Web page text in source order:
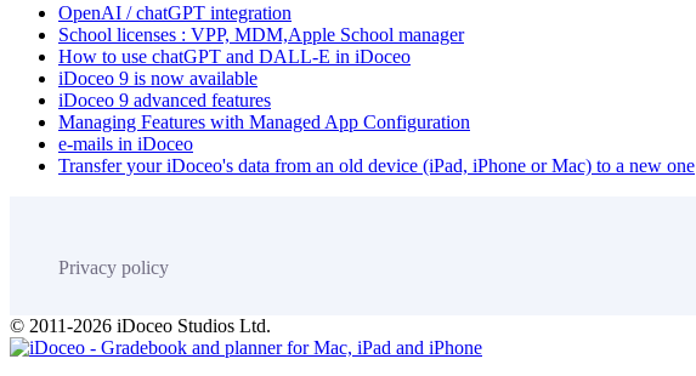
OpenAI / chatGPT integration
School licenses : VPP, MDM,Apple School manager
How to use chatGPT and DALL-E in iDoceo
iDoceo 9 is now available
iDoceo 9 advanced features
Managing Features with Managed App Configuration
e-mails in iDoceo
Transfer your iDoceo's data from an old device (iPad, iPhone or Mac) to a new one
Privacy policy
© 2011-2026 iDoceo Studios Ltd.